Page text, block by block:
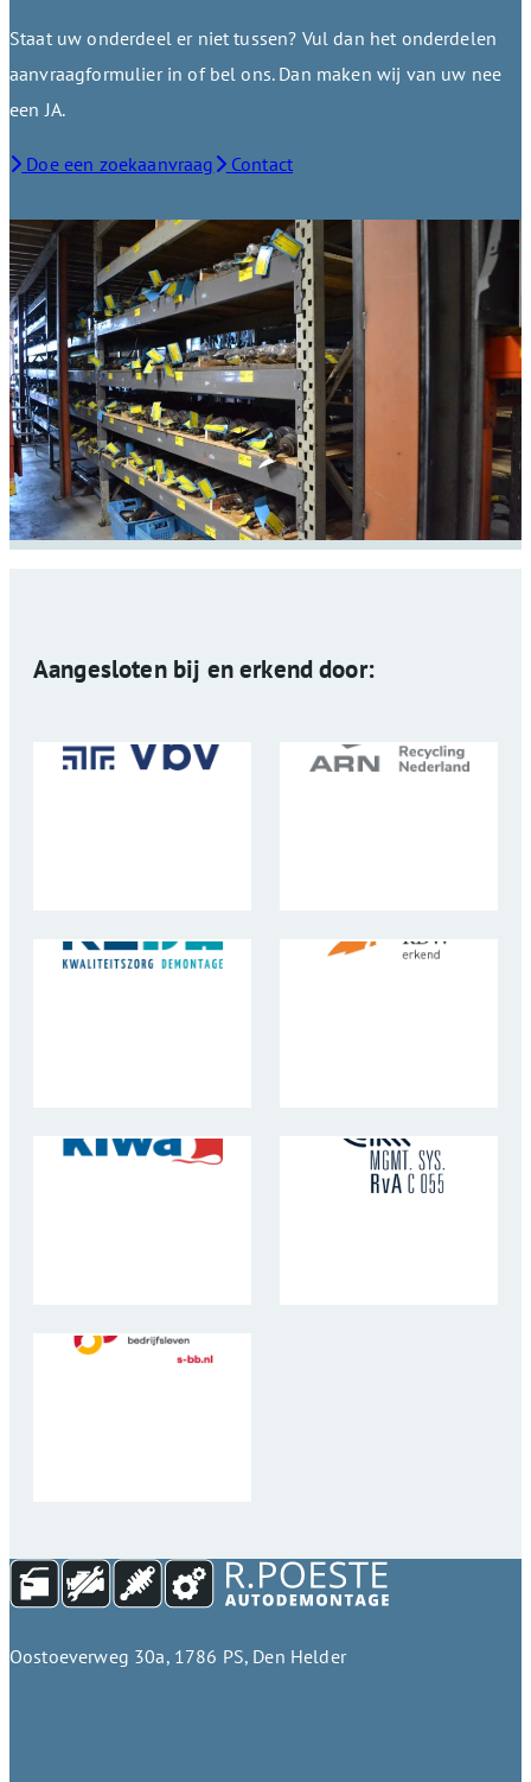
Staat uw onderdeel er niet tussen? Vul dan het onderdelen
aanvraagformulier in of bel ons. Dan maken wij van uw nee
een JA.
Doe een zoekaanvraag Contact
Aangesloten bij en erkend door:
Oostoeverweg 30a, 1786 PS, Den Helder